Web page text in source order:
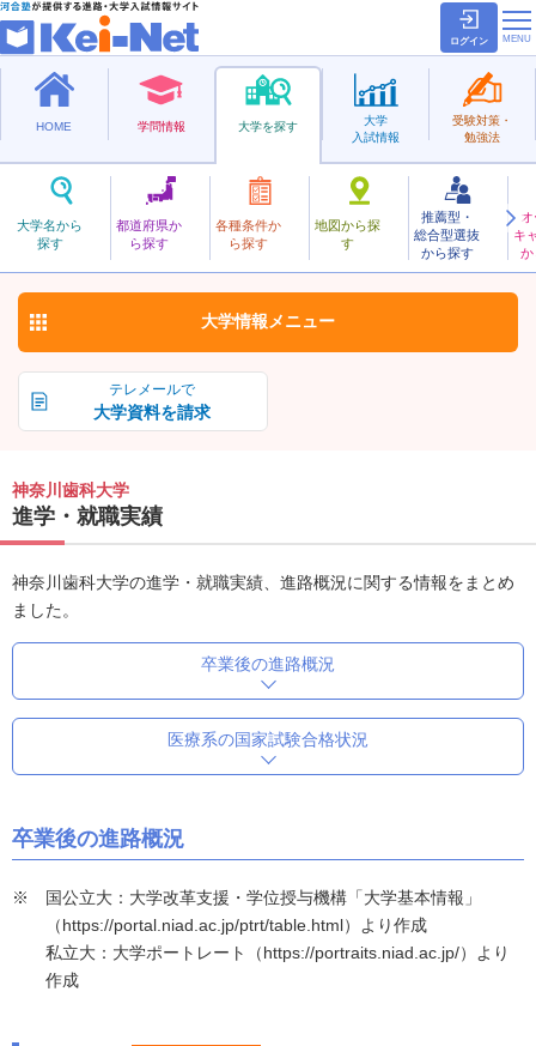
ログイン
HOME 学問情報 大学を探す
大学名から
探す
都道府県か
ら探す
各種条件か
ら探す
地図から探
す
推薦型・
総合型選抜
から探す
キ
か
大学
入試情報
受験対策・
勉強法
私立
かながわしか
神奈川歯科大学 お気に入り
テレメールで
大学資料を請求
大学情報 メニュー
神奈川歯科大学
進学・就職実績
神奈川歯科大学の進学・就職実績、進路概況に関する情報をまとめ
ました。
卒業後の進路概況
医療系の国家試験合格状況
卒業後の進路概況
国公立大：大学改革支援・学位授与機構「大学基本情報」
（https://portal.niad.ac.jp/ptrt/table.html）より作成
私立大：大学ポートレート（https://portraits.niad.ac.jp/）より
作成